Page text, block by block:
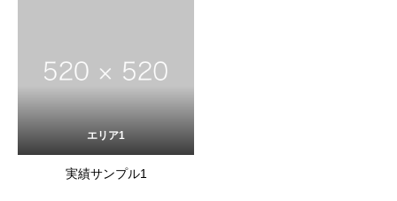
エリア1
実績サンプル1